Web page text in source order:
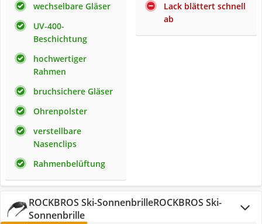
wechselbare Gläser
UV-400-
Beschichtung
hochwertiger
Rahmen
bruchsichere Gläser
Ohrenpolster
verstellbare
Nasenclips
Rahmenbelüftung
Lack blättert schnell
ab
ROCKBROS Ski-SonnenbrilleROCKBROS Ski-
Sonnenbrille